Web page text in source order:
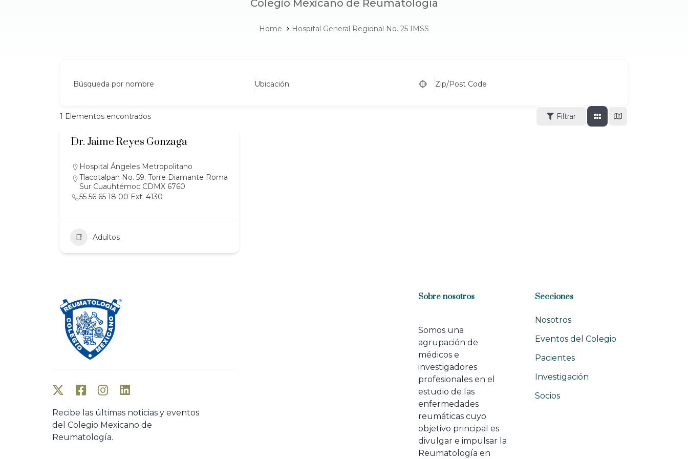
Colegio Mexicano de Reumatología
Home Hospital General Regional No. 25 IMSS
Búsqueda por nombre Ubicación Zip/Post Code
1 Elementos encontrados Filtrar
Dr. Jaime Reyes Gonzaga
Hospital Ángeles Metropolitano
Tlacotalpan No. 59. Torre Diamante Roma
Sur Cuauhtémoc CDMX 6760
55 56 65 18 00 Ext. 4130
Adultos
Recibe las últimas noticias y eventos
del Colegio Mexicano de
Reumatología.
Sobre nosotros
Somos una
agrupación de
médicos e
investigadores
profesionales en el
estudio de las
enfermedades
reumáticas cuyo
objetivo principal es
divulgar e impulsar la
Reumatología en
Secciones
Nosotros
Eventos del Colegio
Pacientes
Investigación
Socios